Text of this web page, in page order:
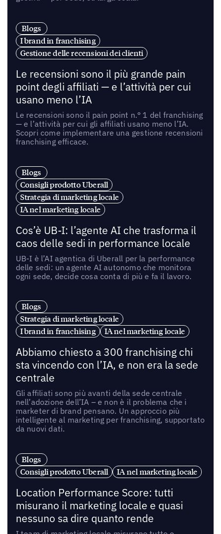
Blogs
I brand in franchising
Gestione delle recensioni dei clienti
Le recensioni sono il più grande pain
point degli affiliati — e l’attività per cui
usano meno l’IA
Le recensioni sono il pain point n.° 1 del franchising
— e l’attività per cui gli affiliati usano meno l’IA.
Scopri come implementare una gestione recensioni
franchising efficace.
Blogs
Consigli prodotto Uberall
Strategia di marketing locale
IA nel marketing locale
Cos’è UB-I: l’agente AI che trasforma il
caos delle sedi in performance locale
UB-I è l’AI agentica di Uberall per la performance
delle sedi: un agente AI autonomo che monitora
ogni sede, decide cosa conta di più e fa il lavoro.
Blogs
Strategia di marketing locale
I brand in franchising
IA nel marketing locale
Abbiamo chiesto a 300 franchising chi
sta vincendo con l’IA, e non era la sede
centrale
Gli affiliati sono più avanti della sede centrale
nell’adozione dell’IA – e non è il problema che i
marketer di brand pensano. Un approccio più
intelligente al marketing per franchising, supportato
da nuovi dati.
Blogs
Consigli prodotto Uberall
IA nel marketing locale
Location Performance Score: tutti
misurano il marketing locale e quasi
nessuno sa dire quanto rende